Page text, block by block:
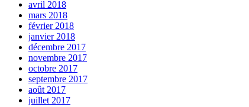
avril 2018
mars 2018
février 2018
janvier 2018
décembre 2017
novembre 2017
octobre 2017
septembre 2017
août 2017
juillet 2017